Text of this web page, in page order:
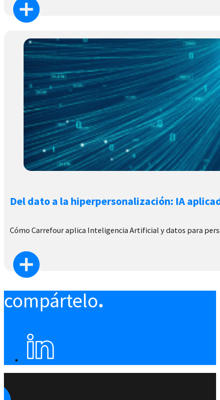
Del dato a la hiperpersonalización: IA
Cómo Carrefour aplica Inteligencia Artificial y datos para
compártelo.